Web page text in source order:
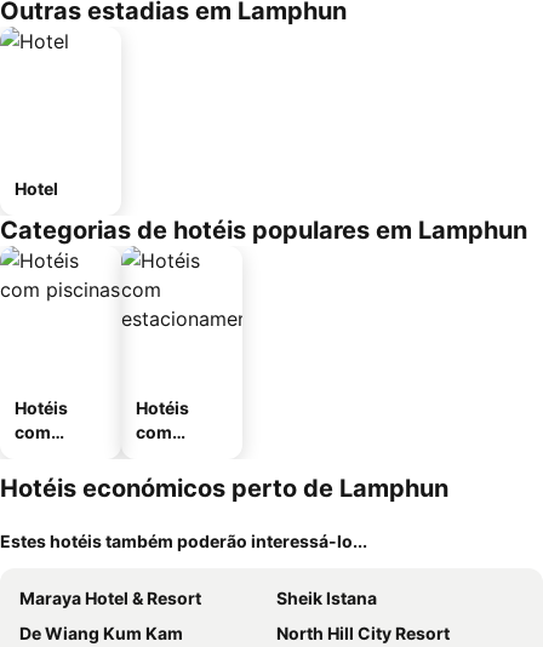
Outras estadias em Lamphun
Hotel
Categorias de hotéis populares em Lamphun
Hotéis
com
Hotéis
com
mento
Hotéis económicos perto de Lamphun
Estes hotéis também poderão interessá-lo...
Maraya Hotel & Resort
Sheik Istana
De Wiang Kum Kam
North Hill City Resort